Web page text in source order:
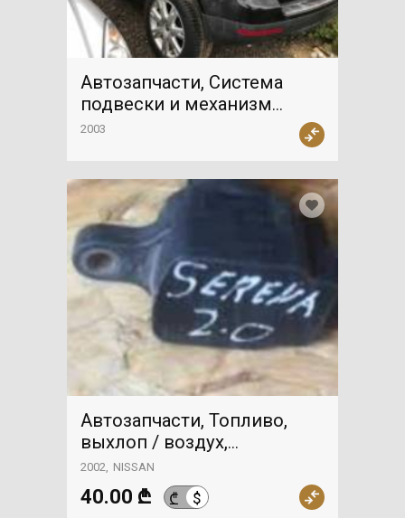
Автозапчасти, Система
подвески и механизм
управления, Траверса
2003
Автозапчасти, Топливо,
выхлоп / воздух,
зажигание, Бабина, NISSAN
2002 NISSAN
40.00 ₾ ₾ $